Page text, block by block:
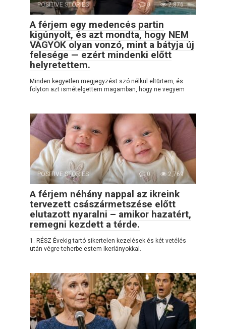
POSITIVE STORIES 0 2,876
A férjem egy medencés partin
kigúnyolt, és azt mondta, hogy NEM
VAGYOK olyan vonzó, mint a bátyja új
felesége — ezért mindenki előtt
helyretettem.
Minden kegyetlen megjegyzést szó nélkül eltűrtem, és
folyton azt ismételgettem magamban, hogy ne vegyem
POSITIVE STORIES 0 2,769
A férjem néhány nappal az ikreink
tervezett császármetszése előtt
elutazott nyaralni – amikor hazatért,
remegni kezdett a térde.
1. RÉSZ Évekig tartó sikertelen kezelések és két vetélés
után végre teherbe estem ikerlányokkal.